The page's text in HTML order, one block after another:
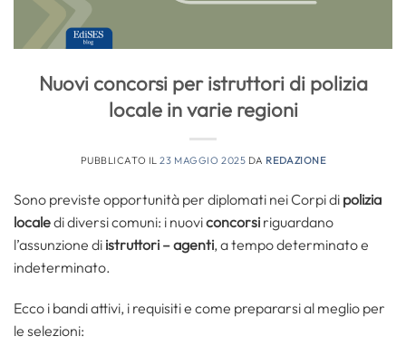
Nuovi concorsi per istruttori di polizia
locale in varie regioni
PUBBLICATO IL23 MAGGIO 2025 DA REDAZIONE
Sono previste opportunità per diplomati nei Corpi di polizia
localedi diversi comuni: i nuoviconcorsi riguardano
l’assunzione di istruttori – agenti, a tempo determinato e
indeterminato.
Ecco i bandi attivi, i requisiti e come prepararsi al meglio per
le selezioni: